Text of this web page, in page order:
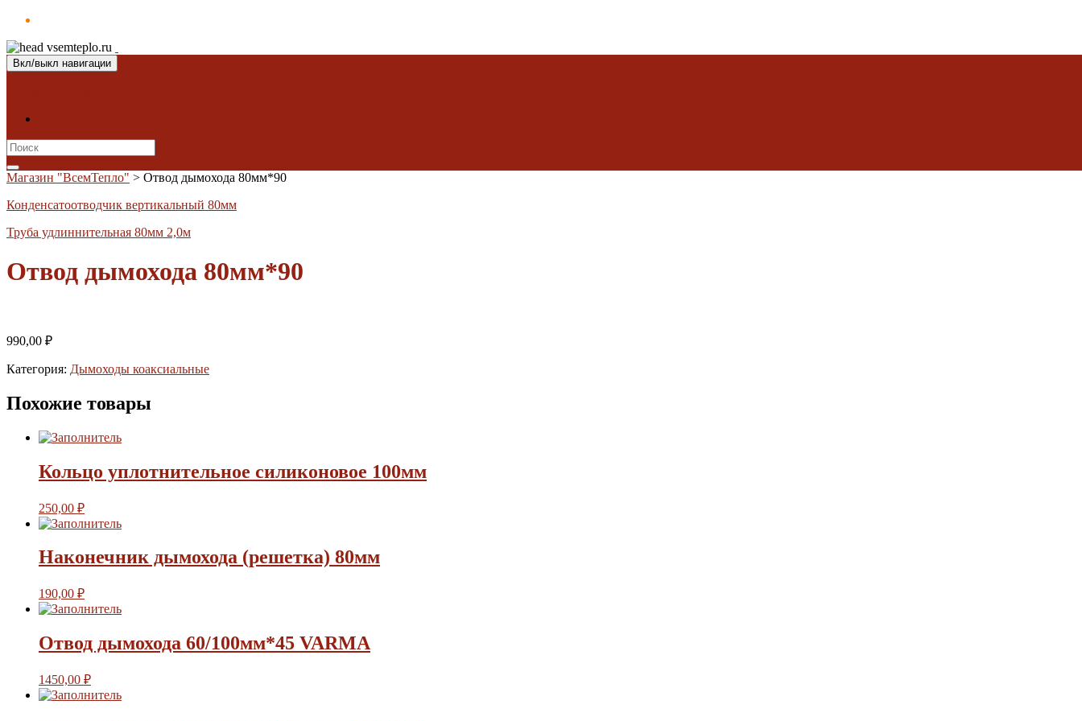
Вкл/выкл навигации
Search
for:
Магазин "ВсемТепло" > Отвод дымохода 80мм*90
Конденсатоотводчик вертикальный 80мм
Труба удлиннительная 80мм 2,0м
Отвод дымохода 80мм*90
990,00 ₽
Категория: Дымоходы коаксиальные
Похожие товары
Кольцо уплотнительное силиконовое 100мм
250,00 ₽
Наконечник дымохода (решетка) 80мм
190,00 ₽
Отвод дымохода 60/100мм*45 VARMA
1450,00 ₽